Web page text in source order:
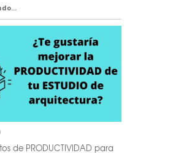
de PRODUCTIVIDAD para